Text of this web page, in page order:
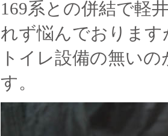
169系との併結で軽
れず悩んでおります
トイレ設備の無い
す。